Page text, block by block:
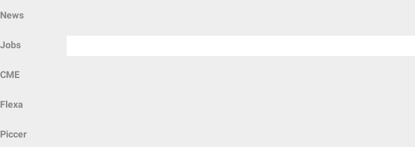
News
Jobs
CME
Flexa
Piccer